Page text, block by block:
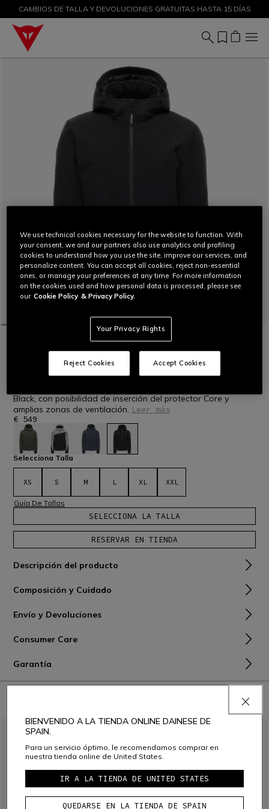
DESCUENTOS DE HASTA EL 50 % – ¡COMPRA AHORA
CAMBIOS DE TALLA Y DEVOLUCIONES GRATUITAS HASTA 15 DÍAS
HOMBRE CHAQUETAS
AVERA DERMIZAX EV™ - CHAQUETA DE
ESQUÍ HOMBRE
Chaqueta de esquí confeccionada en tejido Dermizax® EV
Black, con posibilidad de inserción del protector Core y
amplias zonas de ventilación. Leer más
€ 549
seleccionado
Selecciona Talla
XS S M L XL XXL
Guía De Tallas
SELECCIONA LA TALLA
RESERVAR EN TIENDA
Descripción del producto
Composición y Cuidado
Envío y Devoluciones
Consumer Care
Garantía
BIENVENIDO A LA TIENDA ONLINE DAINESE DE
SPAIN.
Para un servicio óptimo, le recomendamos comprar en
nuestra tienda online de United States.
IR A LA TIENDA DE UNITED STATES
QUEDARSE EN LA TIENDA DE SPAIN
We use technical cookies necessary for the website to function. With
your consent, we and our partners also use analytics and profiling
cookies to understand how you use the site, improve our services, and
personalize content. You can accept all cookies, reject non-essential
ones, or manage your preferences at any time. For more information
on the cookies used and how personal data is processed, please see
our Cookie Policy & Privacy Policy.
Your Privacy Rights
Reject Cookies Accept Cookies